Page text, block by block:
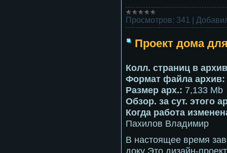
Просмотров: 341 |
Проект дома
Колл. страниц в
Формат файла архив:
Размер арх.: 7,133 Mb
Обзор. за сут. этого
Когда работа
Пахилов Владимир
В настоящее время